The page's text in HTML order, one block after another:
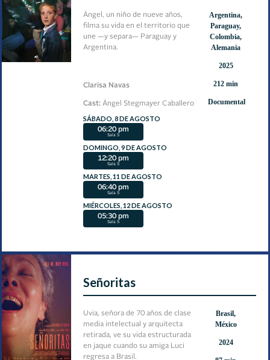
Ángel, un niño de nueve años,
filma su vida en el territorio que
une —y separa— Paraguay y
Argentina.
Clarisa Navas
Cast: Ángel Stegmayer Caballero
Argentina,
Paraguay,
Colombia,
Alemania
2025
212 min
Documental
SÁBADO, 8 DE AGOSTO
06:20 pm
Sala 5
DOMINGO, 9 DE AGOSTO
12:20 pm
Sala 5
MARTES, 11 DE AGOSTO
06:40 pm
Sala 5
MIÉRCOLES, 12 DE AGOSTO
05:30 pm
Sala 5
Señoritas
Uvia, señora de 70 años de clase
media intelectual y arquitecta
retirada, ve su vida estructurada
en jaque cuando su amiga Luci
regresa a Brasil.
Brasil,
México
2024